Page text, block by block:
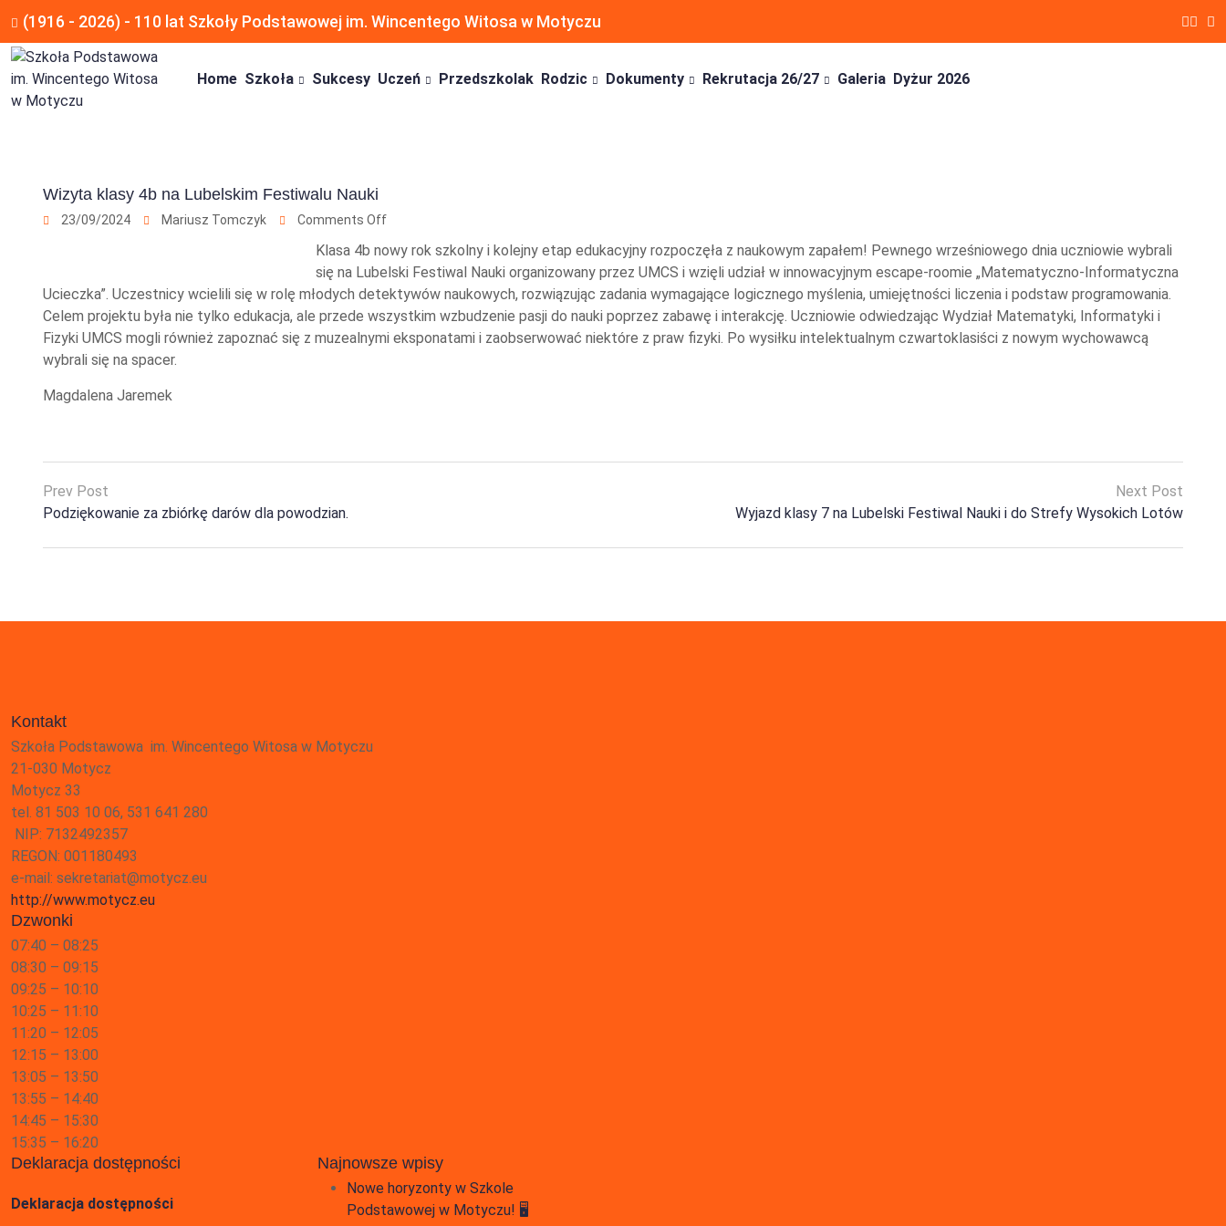
(1916 - 2026) - 110 lat Szkoły Podstawowej im. Wincentego Witosa w Motyczu
Home Szkoła Sukcesy Uczeń Przedszkolak Rodzic Dokumenty Rekrutacja 26/27 Galeria Dyżur 2026
Wizyta klasy 4b na Lubelskim Festiwalu Nauki
23/09/2024 Mariusz Tomczyk Comments Off
Klasa 4b nowy rok szkolny i kolejny etap edukacyjny rozpoczęła z naukowym zapałem! Pewnego wrześniowego dnia uczniowie wybrali
się na Lubelski Festiwal Nauki organizowany przez UMCS i wzięli udział w innowacyjnym escape-roomie „Matematyczno-Informatyczna
Ucieczka”. Uczestnicy wcielili się w rolę młodych detektywów naukowych, rozwiązując zadania wymagające logicznego myślenia, umiejętności liczenia i podstaw programowania.
Celem projektu była nie tylko edukacja, ale przede wszystkim wzbudzenie pasji do nauki poprzez zabawę i interakcję. Uczniowie odwiedzając Wydział Matematyki, Informatyki i
Fizyki UMCS mogli również zapoznać się z muzealnymi eksponatami i zaobserwować niektóre z praw fizyki. Po wysiłku intelektualnym czwartoklasiści z nowym wychowawcą
wybrali się na spacer.
Magdalena Jaremek
Prev Post
Podziękowanie za zbiórkę darów dla powodzian.
Next Post
Wyjazd klasy 7 na Lubelski Festiwal Nauki i do Strefy Wysokich Lotów
Kontakt
Szkoła Podstawowa im. Wincentego Witosa w Motyczu
21-030 Motycz
Motycz 33
tel. 81 503 10 06, 531 641 280
NIP: 7132492357
REGON: 001180493
e-mail: sekretariat@motycz.eu
http://www.motycz.eu
Dzwonki
07:40 – 08:25
08:30 – 09:15
09:25 – 10:10
10:25 – 11:10
11:20 – 12:05
12:15 – 13:00
13:05 – 13:50
13:55 – 14:40
14:45 – 15:30
15:35 – 16:20
Deklaracja dostępności
Deklaracja dostępności
Najnowsze wpisy
Nowe horyzonty w Szkole
Podstawowej w Motyczu! 🖥️